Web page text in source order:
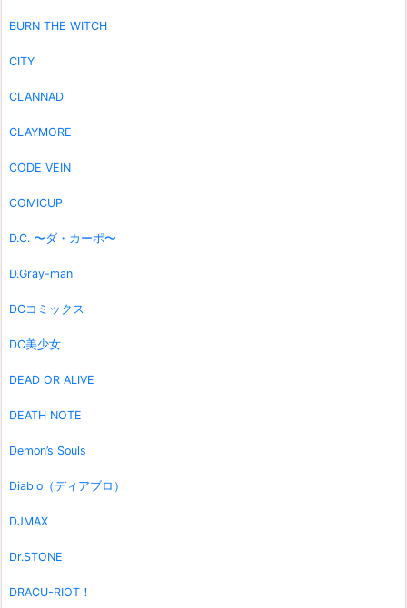
BURN THE WITCH
CITY
CLANNAD
CLAYMORE
CODE VEIN
COMICUP
D.C. 〜ダ・カーポ〜
D.Gray-man
DCコミックス
DC美少女
DEAD OR ALIVE
DEATH NOTE
Demon’s Souls
Diablo（ディアブロ）
DJMAX
Dr.STONE
DRACU-RIOT！